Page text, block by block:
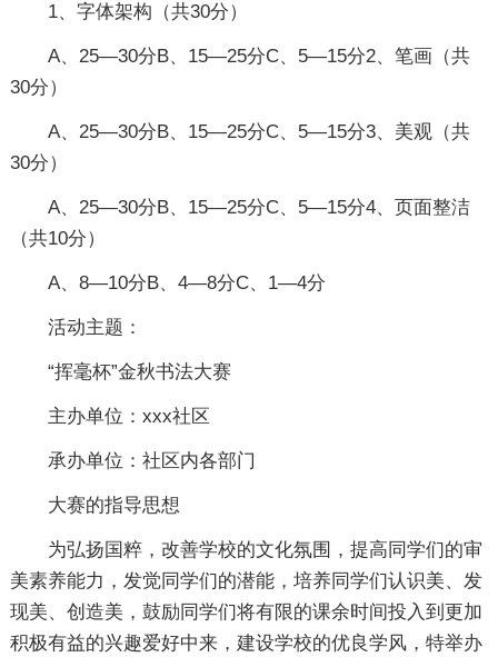
1、字体架构（共30分）
A、25—30分B、15—25分C、5—15分2、笔画（共
30分）
A、25—30分B、15—25分C、5—15分3、美观（共
30分）
A、25—30分B、15—25分C、5—15分4、页面整洁
（共10分）
A、8—10分B、4—8分C、1—4分
活动主题：
“挥毫杯”金秋书法大赛
主办单位：xxx社区
承办单位：社区内各部门
大赛的指导思想
为弘扬国粹，改善学校的文化氛围，提高同学们的审
美素养能力，发觉同学们的潜能，培养同学们认识美、发
现美、创造美，鼓励同学们将有限的课余时间投入到更加
积极有益的兴趣爱好中来，建设学校的优良学风，特举办